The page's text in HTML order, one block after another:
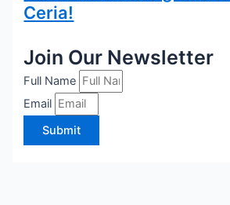
Ceria!
Join Our Newsletter
Full Name
Email
Submit